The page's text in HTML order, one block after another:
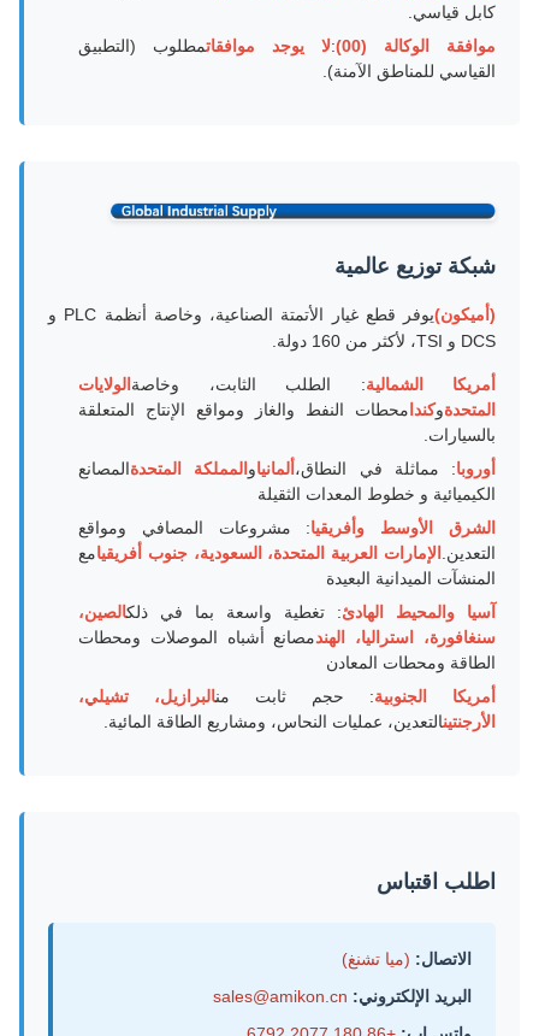
كابل قياسي.
موافقة الوكالة (00)
:لا يوجد موافقاتمطلوب (التطبيق
القياسي للمناطق الآمنة).
شبكة توزيع عالمية
(أميكون)
يوفر قطع غيار الأتمتة الصناعية، وخاصة أنظمة PLC و
DCS و TSI، لأكثر من 160 دولة.
أمريكا الشمالية: الطلب الثابت، وخاصة الولايات
المتحدةوكندا محطات النفط والغاز ومواقع الإنتاج المتعلقة
بالسيارات.
أوروبا: مماثلة في النطاق، ألمانياو المملكة المتحدةالمصانع
الكيميائية و خطوط المعدات الثقيلة
الشرق الأوسط وأفريقيا: مشروعات المصافي ومواقع
التعدين. الإمارات العربية المتحدة، السعودية، جنوب أفريقيامع
المنشآت الميدانية البعيدة
آسيا والمحيط الهادئ: تغطية واسعة بما في ذلكالصين،
سنغافورة، استراليا، الهندمصانع أشباه الموصلات ومحطات
الطاقة ومحطات المعادن
أمريكا الجنوبية: حجم ثابت منالبرازيل، تشيلي،
الأرجنتينالتعدين، عمليات النحاس، ومشاريع الطاقة المائية.
اطلب اقتباس
الاتصال: (ميا تشنغ)
البريد الإلكتروني: sales@amikon.cn